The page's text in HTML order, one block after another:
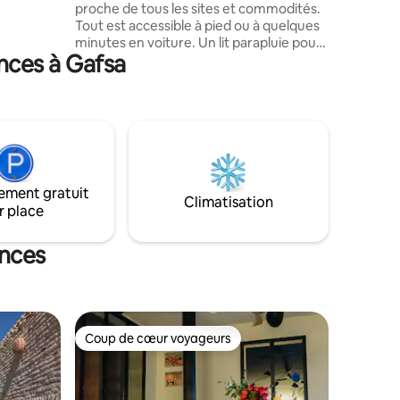
proche de tous les sites et commodités.
Tout est accessible à pied ou à quelques
minutes en voiture. Un lit parapluie pour
bébé est mis à disposition ainsi que des
jouets pour enfants. Une machine à café
délicieuse crêperie Ali Baba juste à côté.
Carrefour est à seulement 10 mn à pied.
à Gafsa
gratuit
place
Climatisation
Coup de cœur voyageurs
Coup de cœur voyageurs